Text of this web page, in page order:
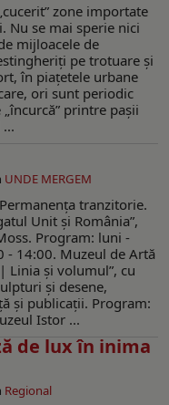
zone importate
Nu se mai sperie nici
mijloacele de
pe trotuare şi
în piaţetele urbane
ori sunt periodic
printre paşii
UNDE MERGEM
tranzitorie.
Unit și România”,
Program: luni -
- 14:00. Muzeul de Artă
Linia și volumul”, cu
și desene,
și publicații. Program:
Istor ...
de lux în inima
Regional